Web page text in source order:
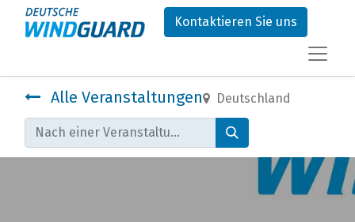
Kontaktieren Sie uns
Alle Veranstaltungen Deutschland